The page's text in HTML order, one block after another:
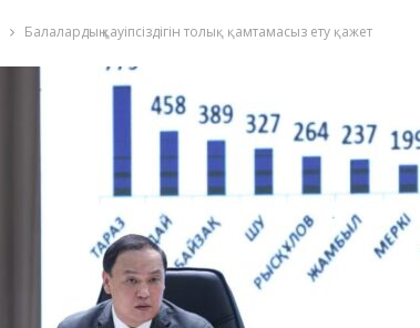
Балалардың қауіпсіздігін толық қамтамасыз ету қажет